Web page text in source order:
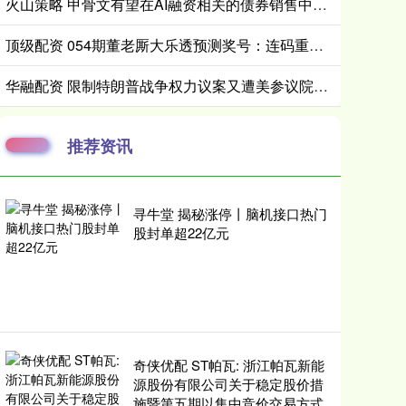
顶级配资 054期董老厮大乐透预测奖号：连码重号分析
华融配资 限制特朗普战争权力议案又遭美参议院否决，民主党表示将“屡败屡战”
推荐资讯
寻牛堂 揭秘涨停丨脑机接口热门
股封单超22亿元
奇侠优配 ST帕瓦: 浙江帕瓦新能
源股份有限公司关于稳定股价措